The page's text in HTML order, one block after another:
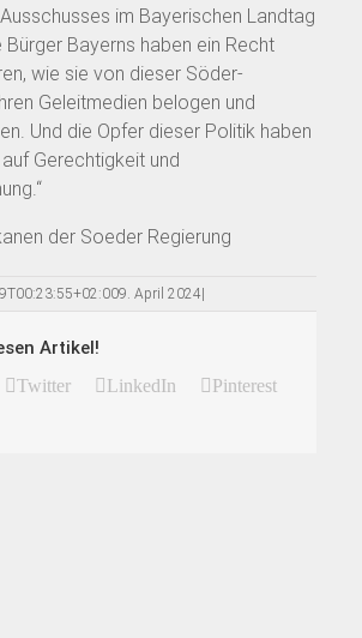
im Bayerischen Landtag
Bürger Bayerns haben ein Recht
wie sie von dieser Söder-
Geleitmedien belogen und
Und die Opfer dieser Politik haben
Gerechtigkeit und
9. April 2024|
Artikel!
Twitter LinkedIn
Pinterest